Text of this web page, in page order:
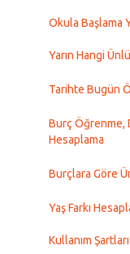
Okula Başlama
Yarın Hangi
Tarihte Bugün
Burç Öğrenme,
Hesaplama
Burçlara Göre
Yaş Farkı
Kullanım Şartları